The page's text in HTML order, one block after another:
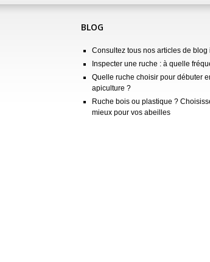
BLOG
Consultez tous nos articles de blog
Inspecter une ruche : à quelle
Quelle ruche choisir pour débuter
apiculture ?
Ruche bois ou plastique ?
mieux pour vos abeilles